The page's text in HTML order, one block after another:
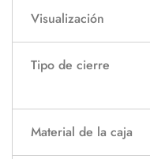
Visualización
Tipo de cierre
Material de la caja